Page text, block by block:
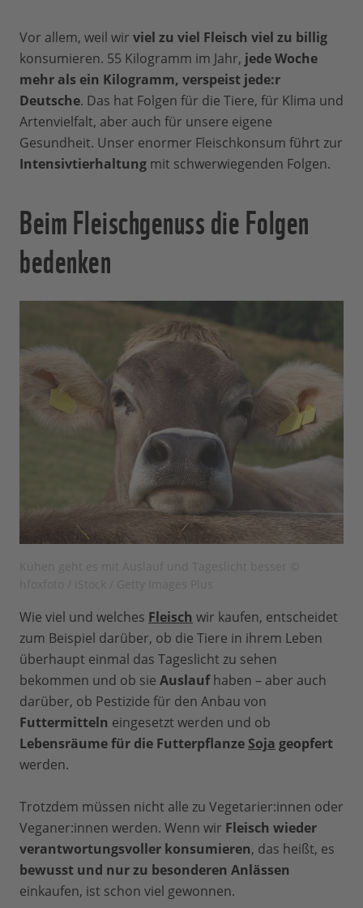
Vor allem, weil wir viel zu viel Fleisch viel zu billig
konsumieren. 55 Kilogramm im Jahr, jede Woche
mehr als ein Kilogramm, verspeist jede:r
Deutsche. Das hat Folgen für die Tiere, für Klima und
Artenvielfalt, aber auch für unsere eigene
Gesundheit. Unser enormer Fleischkonsum führt zur
Intensivtierhaltung mit schwerwiegenden Folgen.
Beim Fleischgenuss die Folgen
bedenken
Wie viel und welches Fleisch wir kaufen, entscheidet
zum Beispiel darüber, ob die Tiere in ihrem Leben
überhaupt einmal das Tageslicht zu sehen
bekommen und ob sie Auslaufhaben – aber auch
darüber, ob Pestizide für den Anbau von
Futtermitteln eingesetzt werden und ob
Lebensräume für die Futterpflanze Soja geopfert
werden.
Trotzdem müssen nicht alle zu Vegetarier:innen oder
Veganer:innen werden. Wenn wir Fleisch wieder
verantwortungsvoller konsumieren, das heißt, es
bewusst und nur zu besonderen Anlässen
einkaufen, ist schon viel gewonnen.